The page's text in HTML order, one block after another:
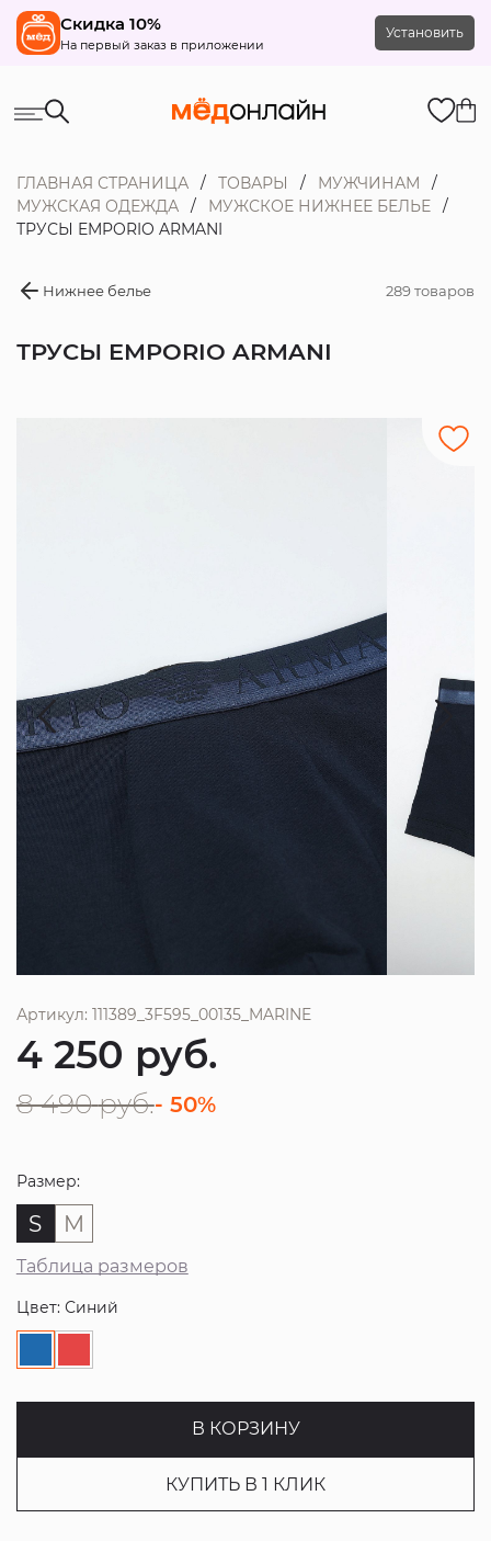
Скидка 10%
На первый заказ в приложении
Установить
ГЛАВНАЯ СТРАНИЦА ТОВАРЫ
МУЖЧИНАМ
МУЖСКАЯ ОДЕЖДА
МУЖСКОЕ НИЖНЕЕ БЕЛЬЕ
ТРУСЫ EMPORIO ARMANI
Нижнее белье 289 товаров
ТРУСЫ EMPORIO ARMANI
Артикул: 111389_3F595_00135_MARINE
4 250 руб.
8 490 руб.- 50%
Размер:
S M
Таблица размеров
Цвет: Синий
В КОРЗИНУ
КУПИТЬ В 1 КЛИК